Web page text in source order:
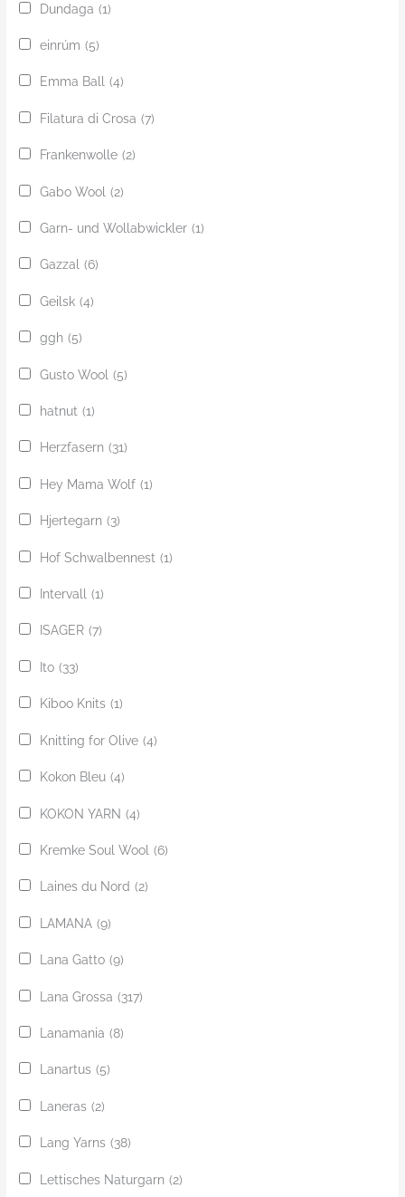
Dundaga (1)
einrúm (5)
Emma Ball (4)
Filatura di Crosa (7)
Frankenwolle (2)
Gabo Wool (2)
Garn- und Wollabwickler (1)
Gazzal (6)
Geilsk (4)
ggh (5)
Gusto Wool (5)
hatnut (1)
Herzfasern (31)
Hey Mama Wolf (1)
Hjertegarn (3)
Hof Schwalbennest (1)
Intervall (1)
ISAGER (7)
Ito (33)
Kiboo Knits (1)
Knitting for Olive (4)
Kokon Bleu (4)
KOKON YARN (4)
Kremke Soul Wool (6)
Laines du Nord (2)
LAMANA (9)
Lana Gatto (9)
Lana Grossa (317)
Lanamania (8)
Lanartus (5)
Laneras (2)
Lang Yarns (38)
Lettisches Naturgarn (2)